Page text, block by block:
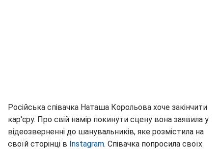
Російська співачка Наташа Корольова хоче закінчити
кар'єру. Про свій намір покинути сцену вона заявила у
відеозверненні до шанувальників, яке розмістила на
своїй сторінці в Instagram. Співачка попросила своїх